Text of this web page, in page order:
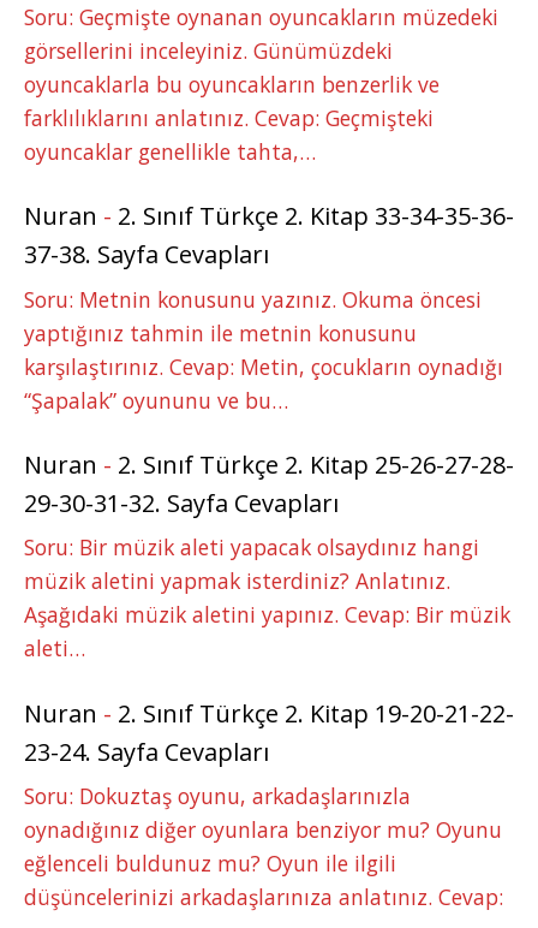
Soru: Geçmişte oynanan oyuncakların müzedeki
görsellerini inceleyiniz. Günümüzdeki
oyuncaklarla bu oyuncakların benzerlik ve
farklılıklarını anlatınız. Cevap: Geçmişteki
oyuncaklar genellikle tahta,…
Nuran - 2. Sınıf Türkçe 2. Kitap 33-34-35-36-
37-38. Sayfa Cevapları
Soru: Metnin konusunu yazınız. Okuma öncesi
yaptığınız tahmin ile metnin konusunu
karşılaştırınız. Cevap: Metin, çocukların oynadığı
“Şapalak” oyununu ve bu…
Nuran - 2. Sınıf Türkçe 2. Kitap 25-26-27-28-
29-30-31-32. Sayfa Cevapları
Soru: Bir müzik aleti yapacak olsaydınız hangi
müzik aletini yapmak isterdiniz? Anlatınız.
Aşağıdaki müzik aletini yapınız. Cevap: Bir müzik
aleti…
Nuran - 2. Sınıf Türkçe 2. Kitap 19-20-21-22-
23-24. Sayfa Cevapları
Soru: Dokuztaş oyunu, arkadaşlarınızla
oynadığınız diğer oyunlara benziyor mu? Oyunu
eğlenceli buldunuz mu? Oyun ile ilgili
düşüncelerinizi arkadaşlarınıza anlatınız. Cevap: